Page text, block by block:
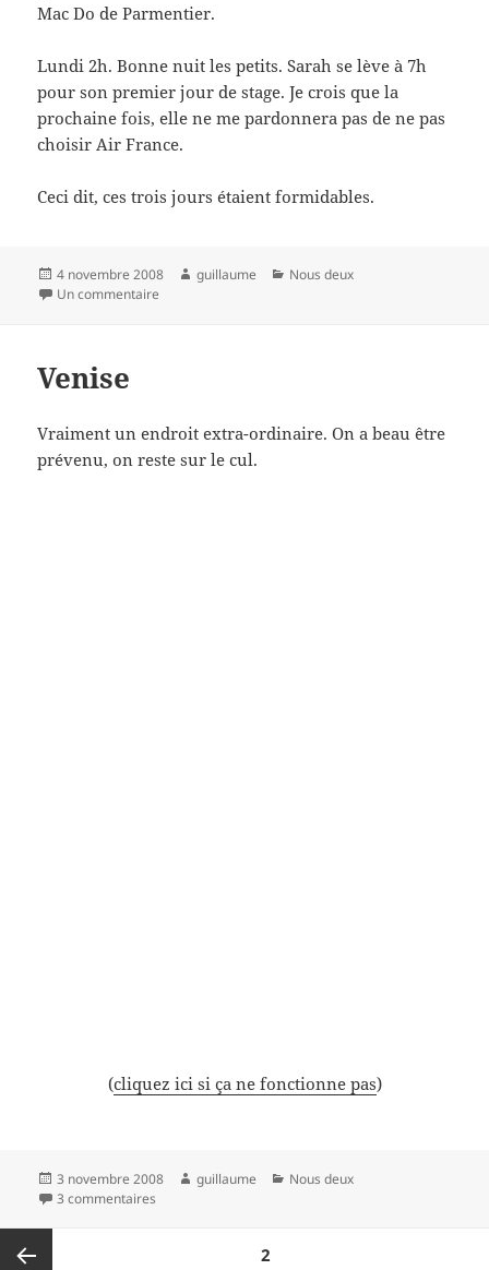
Mac Do de Parmentier.
Lundi 2h. Bonne nuit les petits. Sarah se lève à 7h
pour son premier jour de stage. Je crois que la
prochaine fois, elle ne me pardonnera pas de ne pas
choisir Air France.
Ceci dit, ces trois jours étaient formidables.
Publié
le
4 novembre 2008 Auteur
guillaume Catégories
Nous deux
Un commentaire
Venise
Vraiment un endroit extra-ordinaire. On a beau être
prévenu, on reste sur le cul.
(cliquez ici si ça ne fonctionne pas)
Publié
le
3 novembre 2008 Auteur
guillaume Catégories
Nous deux
3 commentaires
PAGE2